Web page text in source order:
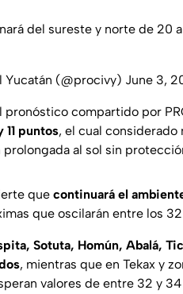
del sureste y norte de 20
(@procivy) June 3,
pronóstico compartido por
puntos, el cual considerado
al sol sin
que continuará el
que oscilarán entre los 32
Sotuta, Homún, Abalá,
, mientras que en Tekax y
valores de entre 32 y